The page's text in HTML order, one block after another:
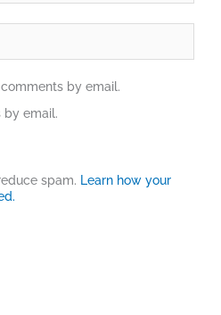
by email.
by email.
spam. Learn how your